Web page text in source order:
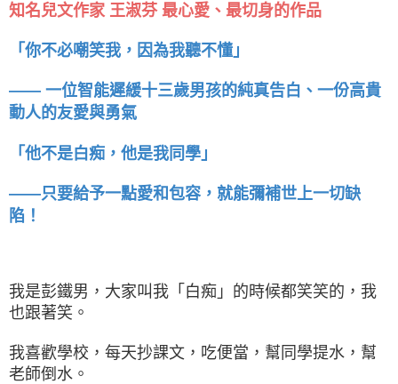
知名兒文作家 王淑芬 最心愛、最切身的作品
「你不必嘲笑我，因為我聽不懂」
—— 一位智能遲緩十三歲男孩的純真告白、一份高貴
動人的友愛與勇氣
「他不是白痴，他是我同學」
——只要給予一點愛和包容，就能彌補世上一切缺
陷！
我是彭鐵男，大家叫我「白痴」的時候都笑笑的，我
也跟著笑。
我喜歡學校，每天抄課文，吃便當，幫同學提水，幫
老師倒水。